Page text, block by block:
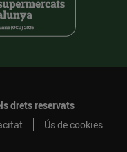
drets reservats
Ús de cookies